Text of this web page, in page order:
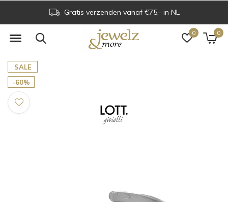
0 0
Gratis verzenden vanaf €75,- in NL
SALE
-60%